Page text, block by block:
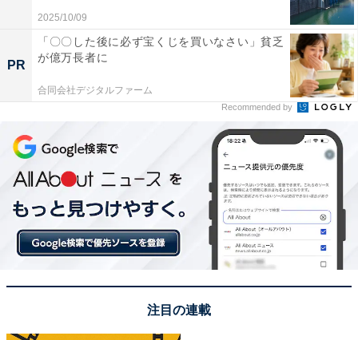
別。五十鈴川に映る月を一度は見てみたいから」（40代
女性／愛知県）、「厳かな雰囲気の写真が撮れそうだか
ら」（30代女性／兵庫県）、「おかげ横丁でお月見と一
緒に食べるものをかって、伊勢神宮でゆったりとみると
楽しそうだと思いました」（20代女性／大阪府）、「お
伊勢様とお月様、とてもご利益があるお月見になりそ
う」（30代男性／岡山県）などの声が上がりました。
※回答者からのコメントは原文ママです
この記事の筆者：児玉 友梨 プロフィール
1987年東京都生まれ。フリーライター。地方に移住し、
2025/10/09
PR
「〇〇した後に必ず宝くじを買いなさい」貧乏
が億万長者に
合同会社デジタルファーム
Recommended by
注目の連載